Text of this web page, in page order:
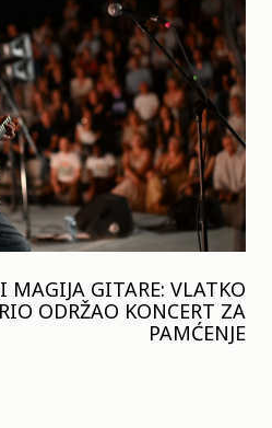
MAGIJA GITARE: VLATKO
ODRŽAO KONCERT ZA
PAMĆENJE